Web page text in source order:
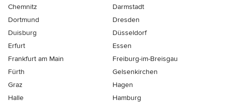
Chemnitz
Darmstadt
Dortmund
Dresden
Duisburg
Düsseldorf
Erfurt
Essen
Frankfurt am Main
Freiburg-im-Breisgau
Fürth
Gelsenkirchen
Graz
Hagen
Halle
Hamburg